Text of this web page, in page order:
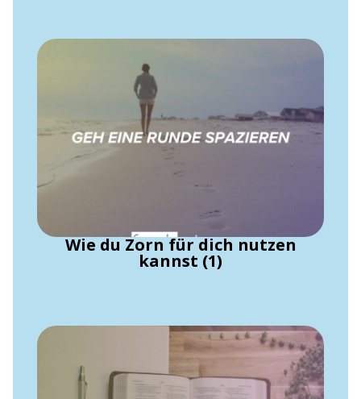
Wie du Zorn für dich nutzen
kannst (1)